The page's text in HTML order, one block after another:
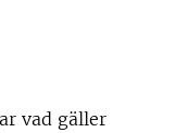
vad gäller